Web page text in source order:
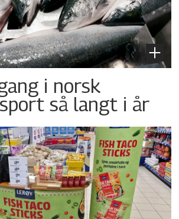
i norsk
så langt i år